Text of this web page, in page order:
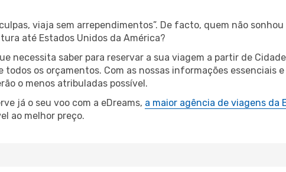
viaja sem arrependimentos”. De facto, quem não
até Estados Unidos da América?
necessita saber para reservar a sua viagem a partir de
todos os orçamentos. Com as nossas informações essenciais
o menos atribuladas possível.
já o seu voo com a eDreams, a maior agência de viagens da
ao melhor preço.